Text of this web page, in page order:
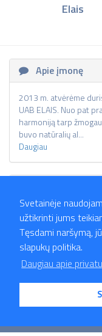
Svetainėje
užtikrinti jums
Tęsdami naršymą,
slapukų politika.
Daugiau apie
Elais
Apie įmonę
2013 m. atvėrėme
UAB ELAIS. Nuo pat
harmoniją tarp
buvo natūralių al...
Daugiau
Skelbimų nėra.
Mokymai
Apie mus Kontaktai
2026 Firsty.lt -